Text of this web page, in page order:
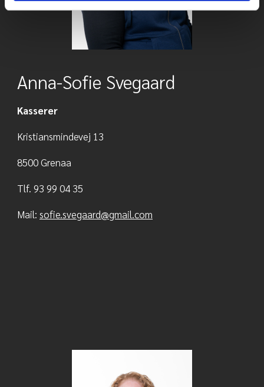
Anna-Sofie Svegaard
Kasserer
Kristiansmindevej 13
8500 Grenaa
Tlf. 93 99 04 35
Mail: sofie.svegaard@gmail.com